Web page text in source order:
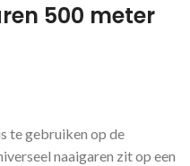
500 meter
te gebruiken op de
naaigaren zit op een